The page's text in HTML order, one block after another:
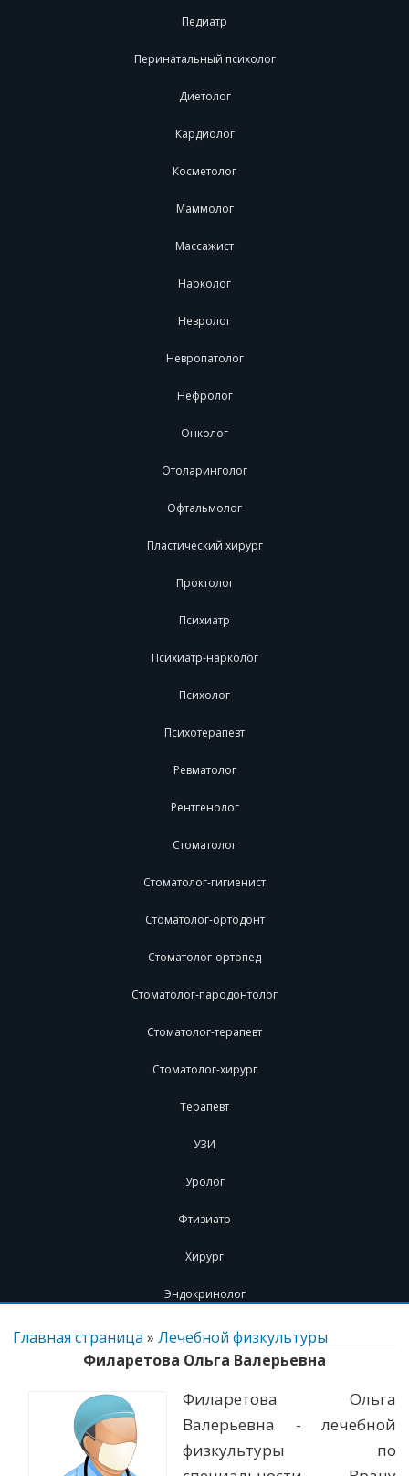
Педиатр
Перинатальный психолог
Диетолог
Кардиолог
Косметолог
Маммолог
Массажист
Нарколог
Невролог
Невропатолог
Нефролог
Онколог
Отоларинголог
Офтальмолог
Пластический хирург
Проктолог
Психиатр
Психиатр-нарколог
Психолог
Психотерапевт
Ревматолог
Рентгенолог
Стоматолог
Стоматолог-гигиенист
Стоматолог-ортодонт
Стоматолог-ортопед
Стоматолог-пародонтолог
Стоматолог-терапевт
Стоматолог-хирург
Терапевт
УЗИ
Уролог
Фтизиатр
Хирург
Эндокринолог
Перейти
содержимому
Главная страница » Лечебной физкультуры
Филаретова Ольга Валерьевна
Филаретова Ольга
Валерьевна - лечебной
физкультуры по